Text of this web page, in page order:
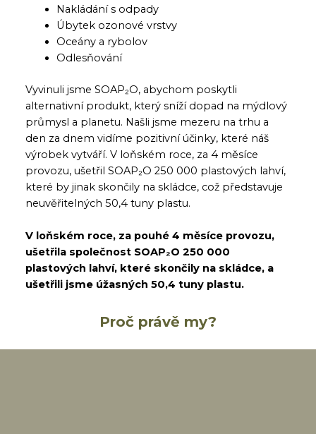
Nakládání s odpady
Úbytek ozonové vrstvy
Oceány a rybolov
Odlesňování
Vyvinuli jsme SOAP₂O, abychom poskytli
alternativní produkt, který sníží dopad na mýdlový
průmysl a planetu. Našli jsme mezeru na trhu a
den za dnem vidíme pozitivní účinky, které náš
výrobek vytváří. V loňském roce, za 4 měsíce
provozu, ušetřil SOAP₂O 250 000 plastových lahví,
které by jinak skončily na skládce, což představuje
neuvěřitelných 50,4 tuny plastu.
V loňském roce, za pouhé 4 měsíce provozu,
ušetřila společnost SOAP₂O 250 000
plastových lahví, které skončily na skládce, a
ušetřili jsme úžasných 50,4 tuny plastu.
Proč právě my?